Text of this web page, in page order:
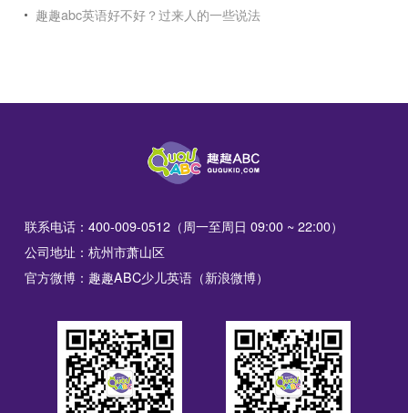
趣趣abc英语好不好？过来人的一些说法
联系电话：400-009-0512（周一至周日 09:00 ~ 22:00）
公司地址：杭州市萧山区
官方微博：趣趣ABC少儿英语（新浪微博）